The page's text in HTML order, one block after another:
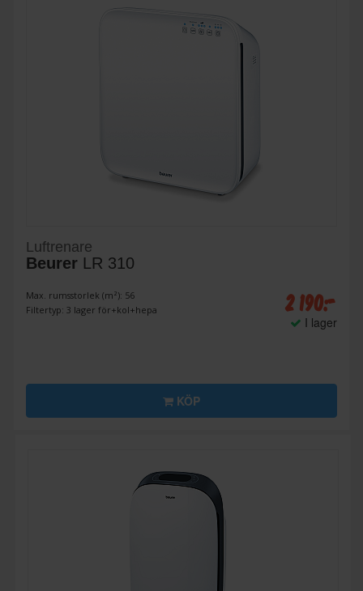
Luftrenare
Beurer LR 310
Max. rumsstorlek (m²): 56
Filtertyp: 3 lager för+kol+hepa
2 190:-
I lager
KÖP